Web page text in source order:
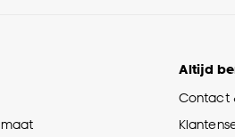
Mogelijkheden inkorten
Altijd
Contact